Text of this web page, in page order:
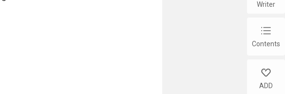
Writer
chap_list
Contents
like
ADD